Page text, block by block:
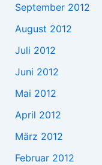
September 2012
August 2012
Juli 2012
Juni 2012
Mai 2012
April 2012
März 2012
Februar 2012